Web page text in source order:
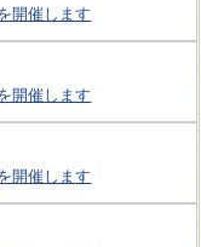
開催します
開催します
開催します